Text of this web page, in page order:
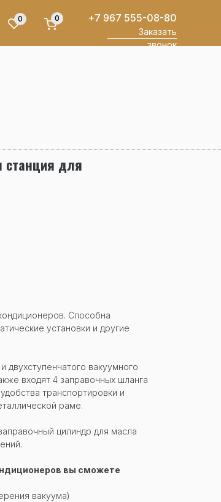
0 0 +7 967 555-08-80
Заказать
звонок
станция для
Способна
установки и другие
двухступенчатого вакуумного
входят 4 заправочных шланга
транспортировки и
раме.
цилиндр для масла
вы сможете
вакуума)